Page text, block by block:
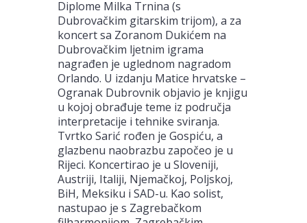
Diplome Milka Trnina (s
Dubrovačkim gitarskim trijom), a za
koncert sa Zoranom Dukićem na
Dubrovačkim ljetnim igrama
nagrađen je uglednom nagradom
Orlando. U izdanju Matice hrvatske –
Ogranak Dubrovnik objavio je knjigu
u kojoj obrađuje teme iz područja
interpretacije i tehnike sviranja.
Tvrtko Sarić rođen je Gospiću, a
glazbenu naobrazbu započeo je u
Rijeci. Koncertirao je u Sloveniji,
Austriji, Italiji, Njemačkoj, Poljskoj,
BiH, Meksiku i SAD-u. Kao solist,
nastupao je s Zagrebačkom